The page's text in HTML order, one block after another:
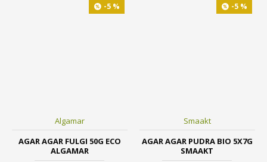
-5 %
Algamar
AGAR AGAR FULGI 50G ECO
ALGAMAR
-5 %
Smaakt
AGAR AGAR PUDRA BIO 5X7G
SMAAKT